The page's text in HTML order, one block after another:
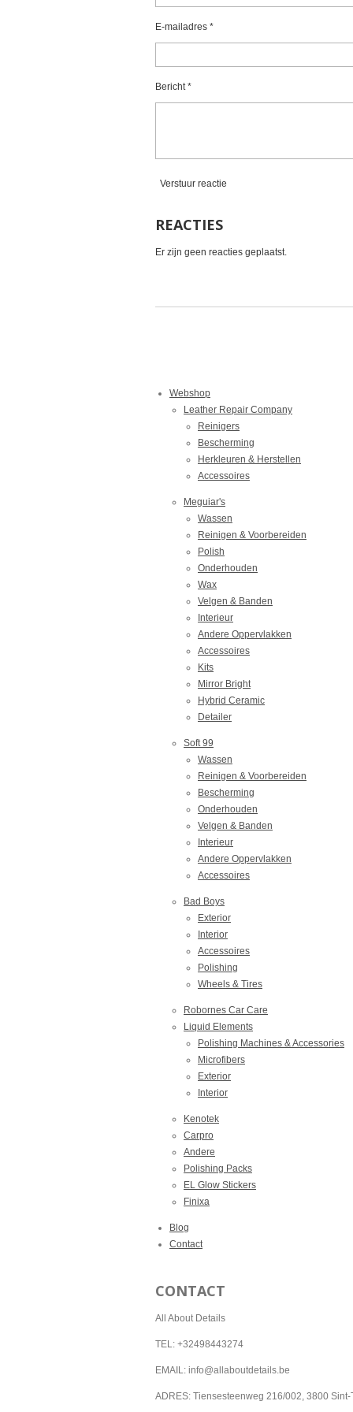
s
t
e
n
e e
E-mailadres *
Bericht *
Verstuur reactie
REACTIES
Er zijn geen reacties geplaatst.
Webshop
Leather Repair Company
Reinigers
Bescherming
Herkleuren & Herstellen
Accessoires
Meguiar's
Wassen
Reinigen & Voorbereiden
Polish
Onderhouden
Wax
Velgen & Banden
Interieur
Andere Oppervlakken
Accessoires
Kits
Mirror Bright
Hybrid Ceramic
Detailer
Soft 99
Wassen
Reinigen & Voorbereiden
Bescherming
Onderhouden
Velgen & Banden
Interieur
Andere Oppervlakken
Accessoires
Bad Boys
Exterior
Interior
Accessoires
Polishing
Wheels & Tires
Robornes Car Care
Liquid Elements
Polishing Machines & Accessories
Microfibers
Exterior
Interior
Kenotek
Carpro
Andere
Polishing Packs
EL Glow Stickers
Finixa
Blog
Contact
CONTACT
All About Details
TEL: +32498443274
EMAIL: info@allaboutdetails.be
ADRES: Tiensesteenweg 216/002, 3800 Sint-